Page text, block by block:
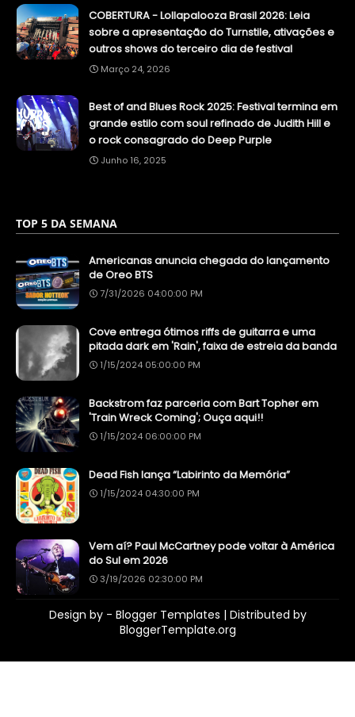
COBERTURA - Lollapalooza Brasil 2026: Leia
sobre a apresentação do Turnstile, ativações e
outros shows do terceiro dia de festival
Março 24, 2026
Best of and Blues Rock 2025: Festival termina em
grande estilo com soul refinado de Judith Hill e
o rock consagrado do Deep Purple
Junho 16, 2025
TOP 5 DA SEMANA
Americanas anuncia chegada do lançamento
de Oreo BTS
7/31/2026 04:00:00 PM
Cove entrega ótimos riffs de guitarra e uma
pitada dark em 'Rain', faixa de estreia da banda
1/15/2024 05:00:00 PM
Backstrom faz parceria com Bart Topher em
'Train Wreck Coming'; Ouça aqui!!
1/15/2024 06:00:00 PM
Dead Fish lança “Labirinto da Memória”
1/15/2024 04:30:00 PM
Vem aí? Paul McCartney pode voltar à América
do Sul em 2026
3/19/2026 02:30:00 PM
Design by - Blogger Templates | Distributed by
BloggerTemplate.org